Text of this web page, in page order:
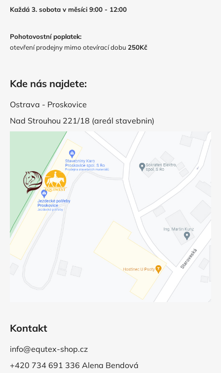
Každá 3. sobota v měsíci 9:00 - 12:00
Pohotovostní poplatek:
otevření prodejny mimo otevírací dobu 250Kč
Kde nás najdete:
Ostrava - Proskovice
Nad Strouhou 221/18 (areál stavebnin)
Kontakt
info@equtex-shop.cz
+420 734 691 336 Alena Bendová